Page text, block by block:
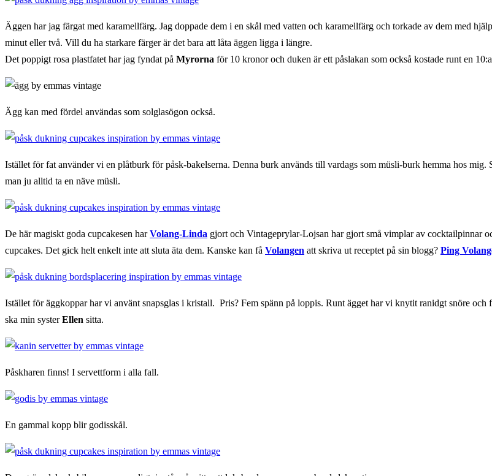
Äggen har jag färgat med karamellfärg. Jag doppade dem i en skål med vatten och karamellfärg och torkade av dem med
minut eller två. Vill du ha starkare färger är det bara att låta äggen ligga i längre.
Det poppigt rosa plastfatet har jag fyndat på Myrorna för 10 kronor och duken är ett påslakan som också kostade runt en
Ägg kan med fördel användas som solglasögon också.
Istället för fat använder vi en plåtburk för påsk-bakelserna. Denna burk används till vardags som müsli-burk hemma hos mig.
man ju alltid ta en näve müsli.
De här magiskt goda cupcakesen harVolang-Linda gjort och Vintageprylar-Lojsan har gjort små vimplar av cocktailpinnar
cupcakes. Det gick helt enkelt inte att sluta äta dem. Kanske kan få Volangen att skriva ut receptet på sin blogg? Ping
Istället för äggkoppar har vi använt snapsglas i kristall. Pris? Fem spänn på loppis. Runt ägget har vi knytit ranidgt snöre och
ska min systerEllen sitta.
Påskharen finns! I servettform i alla fall.
En gammal kopp blir godisskål.